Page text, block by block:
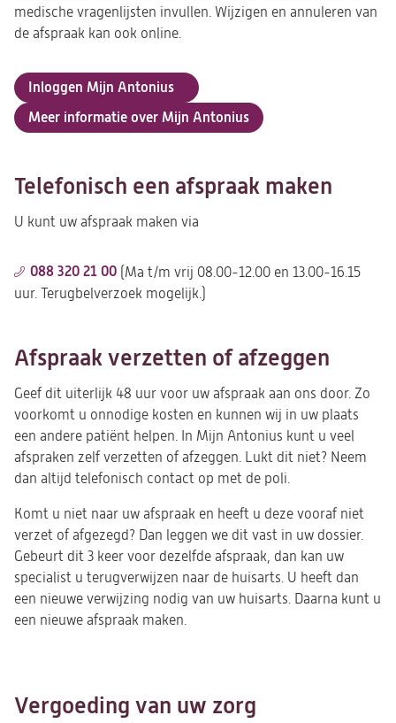
medische vragenlijsten invullen. Wijzigen en annuleren van
de afspraak kan ook online.
Inloggen Mijn Antonius
Meer informatie over Mijn Antonius
Telefonisch een afspraak maken
U kunt uw afspraak maken via
088 320 21 00 (Ma t/m vrij 08.00-12.00 en 13.00-16.15
uur. Terugbelverzoek mogelijk.)
Afspraak verzetten of afzeggen
Geef dit uiterlijk 48 uur voor uw afspraak aan ons door. Zo
voorkomt u onnodige kosten en kunnen wij in uw plaats
een andere patiënt helpen. In Mijn Antonius kunt u veel
afspraken zelf verzetten of afzeggen. Lukt dit niet? Neem
dan altijd telefonisch contact op met de poli.
Komt u niet naar uw afspraak en heeft u deze vooraf niet
verzet of afgezegd? Dan leggen we dit vast in uw dossier.
Gebeurt dit 3 keer voor dezelfde afspraak, dan kan uw
specialist u terugverwijzen naar de huisarts. U heeft dan
een nieuwe verwijzing nodig van uw huisarts. Daarna kunt u
een nieuwe afspraak maken.
Vergoeding van uw zorg